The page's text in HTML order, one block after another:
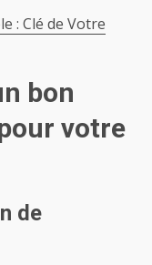
: Clé de Votre
bon
votre
de